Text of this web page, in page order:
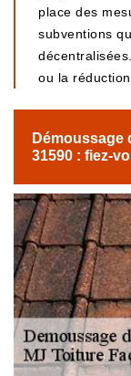
place des
subventions
ou la
Démoussage
31590 : fiez-